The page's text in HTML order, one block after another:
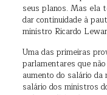
seus planos. Mas ela
dar continuidade à
ministro Ricardo
Uma das primeiras
parlamentares que
aumento do salário
salário dos ministros